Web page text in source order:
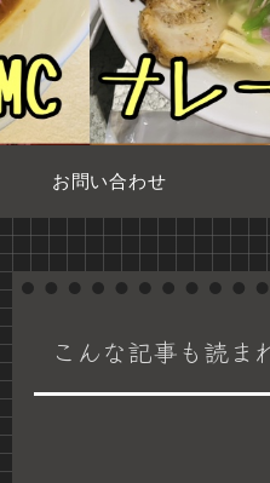
お問い合わせ
こんな記事も読ま